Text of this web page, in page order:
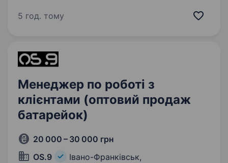
ми сформували та розвиваємо надійні
5 год. тому
Менеджер по роботі з
клієнтами (оптовий продаж
батарейок)
20 000 – 30 000 грн
OS.9
Івано-Франківськ,